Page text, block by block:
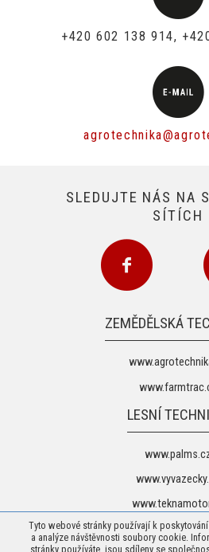
+420 602 138 914,
SLEDUJTE NÁS NA
SÍTÍCH
ZEMĚDĚLSKÁ
LESNÍ
Tyto webové stránky používají k
a analýze návštěvnosti soubory cookie.
stránky používáte, jsou sdíleny se